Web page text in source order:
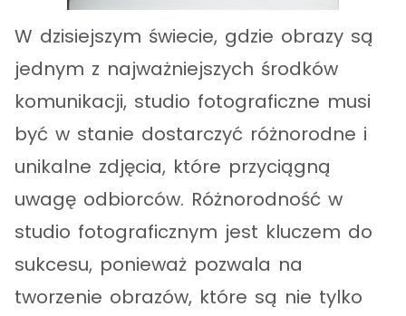
W dzisiejszym świecie, gdzie obrazy są
jednym z najważniejszych środków
komunikacji, studio fotograficzne musi
być w stanie dostarczyć różnorodne i
unikalne zdjęcia, które przyciągną
uwagę odbiorców. Różnorodność w
studio fotograficznym jest kluczem do
sukcesu, ponieważ pozwala na
tworzenie obrazów, które są nie tylko